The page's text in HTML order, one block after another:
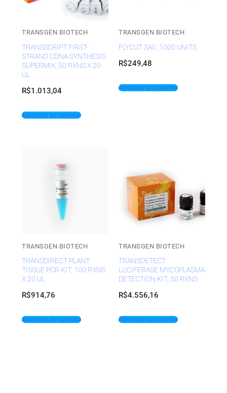
TRANSGEN BIOTECH
TRANSSCRIPT FIRST-
STRAND CDNA SYNTHESIS
SUPERMIX, 50 RXNS X 20
UL
R$1.013,04
Adicionar ao carrinho
TRANSGEN BIOTECH
FLYCUT SAII, 1000 UNITS
R$249,48
Adicionar ao carrinho
TRANSGEN BIOTECH
TRANSDIRECT PLANT
TISSUE PCR KIT, 100 RXNS
X 20 UL
R$914,76
Adicionar ao carrinho
TRANSGEN BIOTECH
TRANSDETECT
LUCIFERASE MYCOPLASMA
DETECTION KIT, 50 RXNS
R$4.556,16
Adicionar ao carrinho